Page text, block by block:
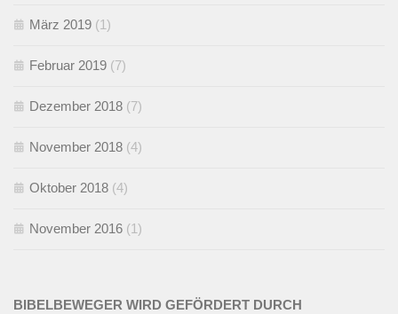
März 2019 (1)
Februar 2019 (7)
Dezember 2018 (7)
November 2018 (4)
Oktober 2018 (4)
November 2016 (1)
BIBELBEWEGER WIRD GEFÖRDERT DURCH